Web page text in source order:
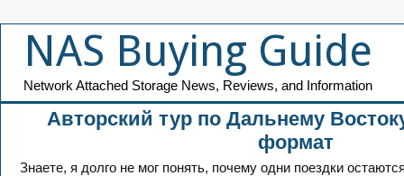
NAS Buying Guide
Network Attached Storage News, Reviews, and Information
Авторский тур по Дальнему
формат
Знаете, я долго не мог понять, почему одни поездки